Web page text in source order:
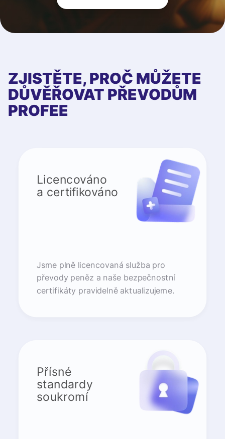
ZJISTĚTE, PROČ MŮŽETE
DŮVĚŘOVAT PŘEVODŮM
PROFEE
Licencováno
a certifikováno
Jsme plně licencovaná služba pro
převody peněz a naše bezpečnostní
certifikáty pravidelně aktualizujeme.
Přísné
standardy
soukromí